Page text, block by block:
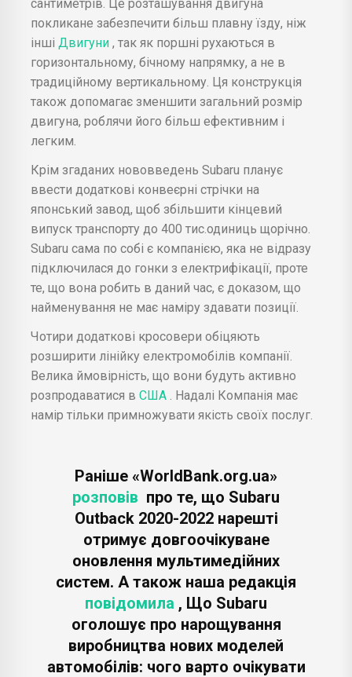
сантиметрів. Це розташування двигуна
покликане забезпечити більш плавну їзду, ніж
інші Двигуни , так як поршні рухаються в
горизонтальному, бічному напрямку, а не в
традиційному вертикальному. Ця конструкція
також допомагає зменшити загальний розмір
двигуна, роблячи його більш ефективним і
легким.
Крім згаданих нововведень Subaru планує
ввести додаткові конвеєрні стрічки на
японський завод, щоб збільшити кінцевий
випуск транспорту до 400 тис.одиниць щорічно.
Subaru сама по собі є компанією, яка не відразу
підключилася до гонки з електрифікації, проте
те, що вона робить в даний час, є доказом, що
найменування не має наміру здавати позиції.
Чотири додаткові кросовери обіцяють
розширити лінійку електромобілів компанії.
Велика ймовірність, що вони будуть активно
розпродаватися в США
. Надалі Компанія має
намір тільки примножувати якість своїх послуг.
Раніше «WorldBank.org.ua»
розповів про те, що Subaru
Outback 2020-2022 нарешті
отримує довгоочікуване
оновлення мультимедійних
систем. А також наша редакція
повідомила , Що Subaru
оголошує про нарощування
виробництва нових моделей
автомобілів: чого варто очікувати